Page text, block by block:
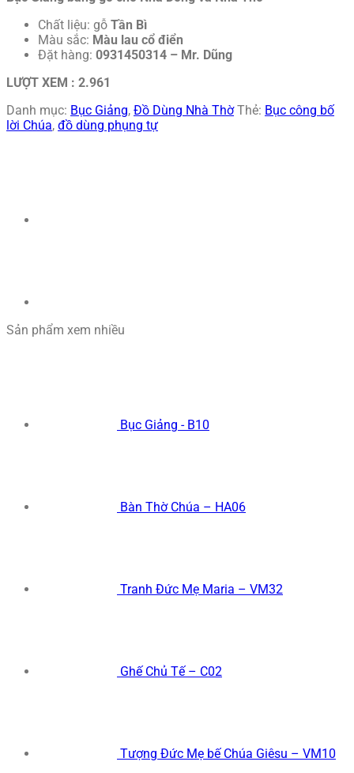
Chất liệu: gỗ Tần Bì
Màu sắc: Màu lau cổ điển
Đặt hàng: 0931450314 – Mr. Dũng
LƯỢT XEM : 2.961
Danh mục: Bục Giảng, Đồ Dùng Nhà Thờ Thẻ: Bục công bố
lời Chúa, đồ dùng phụng tự
Sản phẩm xem nhiều
Bục Giảng - B10
Bàn Thờ Chúa – HA06
Tranh Đức Mẹ Maria – VM32
Ghế Chủ Tế – C02
Tượng Đức Mẹ bế Chúa Giêsu – VM10